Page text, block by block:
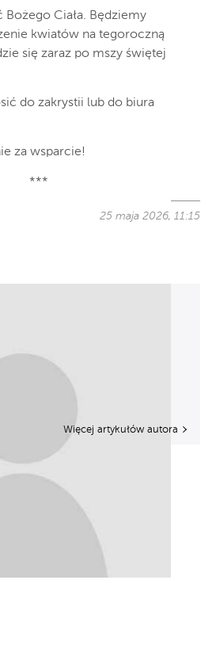
Ciała. Będziemy
kwiatów na tegoroczną
się zaraz po mszy świętej
do zakrystii lub do biura
za wsparcie!
***
25 maja 2026, 11:15
Więcej artykułów autora